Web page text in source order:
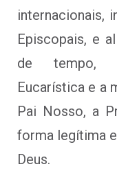
internacionais,
Episcopais, e
de tempo,
Eucarística e a
Pai Nosso, a
forma legítima
Deus.